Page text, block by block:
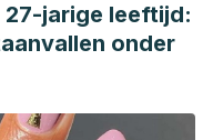
jarige leeftijd:
onder